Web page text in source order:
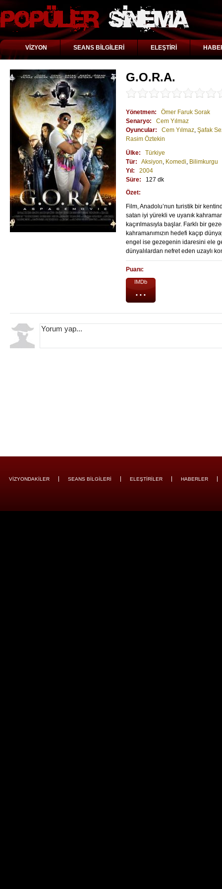
VİZYON SEANS BİLGİLERİ ELEŞTİRİ
G.O.R.A.
Yönetmen:
Ömer Faruk Sorak
Senaryo:
Cem Yılmaz
Oyuncular:
Cem Yılmaz, Şafak
Rasim Öztekin
Ülke:
Türkiye
Tür:
Aksiyon, Komedi, Bilimkurgu
Yıl:
2004
Süre:
127 dk
Özet:
Film, Anadolu’nun turistik bir
satan iyi yürekli ve uyanık
kaçırılmasıyla başlar. Farklı bir
kahramanımızın hedefi kaçıp
engel ise gezegenin idaresini ele
dünyalılardan nefret eden uzaylı
Puanı:
IMDb
...
VİZYONDAKİLER SEANS BİLGİLERİ ELEŞTİRİLER HABERLER